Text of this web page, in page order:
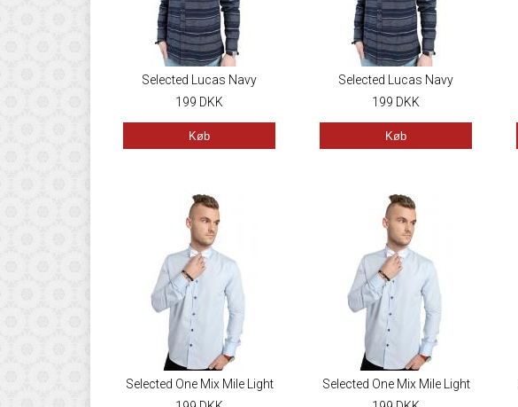
Selected Lucas Navy
199 DKK
Køb
Selected Lucas Navy
199 DKK
Køb
Selected One Mix Mile Light
Selected One Mix Mile Light